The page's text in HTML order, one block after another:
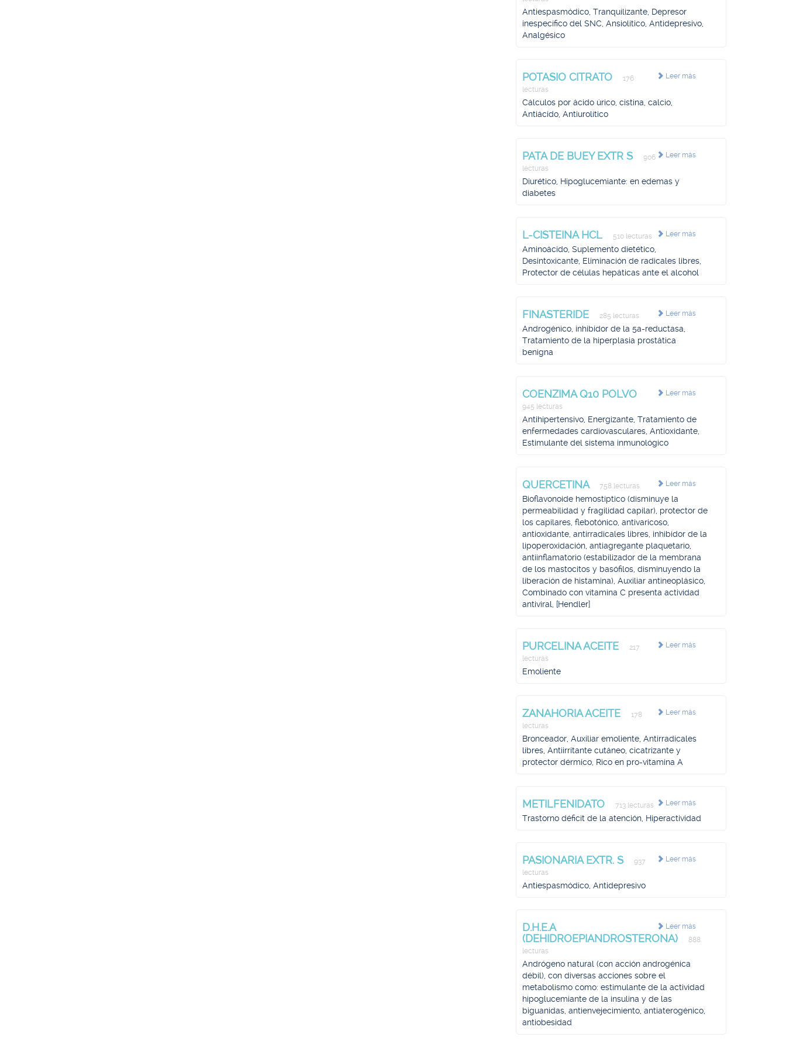
Antiespasmódico, Tranquilizante, Depresor
inespecífico del SNC, Ansiolítico, Antidepresivo,
Analgésico
Leer más
POTASIO CITRATO
176
lecturas
Cálculos por ácido úrico, cistina, calcio,
Antiácido, Antiurolítico
Leer más
PATA DE BUEY EXTR S
906
lecturas
Diurético, Hipoglucemiante: en edemas y
diabetes
Leer más
L-CISTEINA HCL 510 lecturas
Aminoácido, Suplemento dietético,
Desintoxicante, Eliminación de radicales libres,
Protector de células hepáticas ante el alcohol
Leer más
FINASTERIDE 285 lecturas
Androgénico, inhibidor de la 5a-reductasa,
Tratamiento de la hiperplasia prostática
benigna
Leer más
COENZIMA Q10 POLVO
945 lecturas
Antihipertensivo, Energizante, Tratamiento de
enfermedades cardiovasculares, Antioxidante,
Estimulante del sistema inmunológico
Leer más
QUERCETINA 758 lecturas
Bioflavonoide hemostíptico (disminuye la
permeabilidad y fragilidad capilar), protector de
los capilares, flebotónico, antivaricoso,
antioxidante, antirradicales libres, inhibidor de la
lipoperoxidación, antiagregante plaquetario,
antiinflamatorio (estabilizador de la membrana
de los mastocitos y basófilos, disminuyendo la
liberación de histamina), Auxiliar antineoplásico,
Combinado con vitamina C presenta actividad
antiviral, [Hendler]
Leer más
PURCELINA ACEITE
217
lecturas
Emoliente
Leer más
ZANAHORIA ACEITE
178
lecturas
Bronceador, Auxiliar emoliente, Antirradicales
libres, Antiirritante cutáneo, cicatrizante y
protector dérmico, Rico en pro-vitamina A
Leer más
METILFENIDATO 713 lecturas
Trastorno déficit de la atención, Hiperactividad
Leer más
PASIONARIA EXTR. S
937
lecturas
Antiespasmódico, Antidepresivo
Leer más
D.H.E.A
(DEHIDROEPIANDROSTERONA)
888
lecturas
Andrógeno natural (con acción androgénica
débil), con diversas acciones sobre el
metabolismo como: estimulante de la actividad
hipoglucemiante de la insulina y de las
biguanidas, antienvejecimiento, antiaterogénico,
antiobesidad